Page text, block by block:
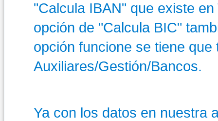
"Calcula IBAN" que existe
opción de "Calcula BIC"
opción funcione se tiene
Auxiliares/Gestión/Bancos.
Ya con los datos en nuestra